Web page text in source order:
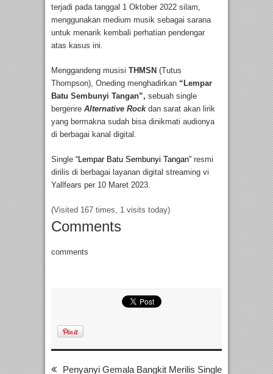
terjadi pada tanggal 1 Oktober 2022 silam,
menggunakan medium musik sebagai sarana
untuk menarik kembali perhatian pendengar
atas kasus ini.
Menggandeng musisi THMSN (Tutus
Thompson), Oneding menghadirkan “Lempar
Batu Sembunyi Tangan”, sebuah single
bergenre Alternative Rockdan sarat akan lirik
yang bermakna sudah bisa dinikmati audionya
di berbagai kanal digital.
Single “Lempar Batu Sembunyi Tangan” resmi
dirilis di berbagai layanan digital streaming vi
Yallfears per 10 Maret 2023.
(Visited 167 times, 1 visits today)
Comments
comments
Penyanyi Gemala Bangkit Merilis Single